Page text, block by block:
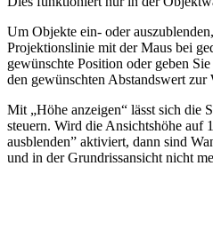
Um Objekte ein- oder
Projektionslinie mit der Maus bei
gewünschte Position oder geben
den gewünschten Abstandswert zur
Mit „Höhe anzeigen“ lässt sich die
steuern. Wird die Ansichtshöhe auf
ausblenden” aktiviert, dann sind
und in der Grundrissansicht nicht